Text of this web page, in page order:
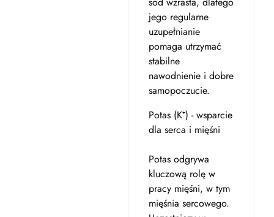
jego regularne
uzupełnianie
pomaga utrzymać
stabilne
nawodnienie i dobre
samopoczucie.
Potas (K⁺) - wsparcie
dla serca i mięśni
Potas odgrywa
kluczową rolę w
pracy mięśni, w tym
mięśnia sercowego.